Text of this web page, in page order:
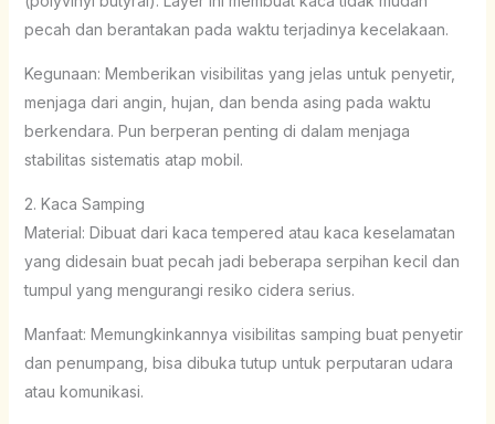
pecah dan berantakan pada waktu terjadinya kecelakaan.
Kegunaan: Memberikan visibilitas yang jelas untuk penyetir,
menjaga dari angin, hujan, dan benda asing pada waktu
berkendara. Pun berperan penting di dalam menjaga
stabilitas sistematis atap mobil.
2. Kaca Samping
Material: Dibuat dari kaca tempered atau kaca keselamatan
yang didesain buat pecah jadi beberapa serpihan kecil dan
tumpul yang mengurangi resiko cidera serius.
Manfaat: Memungkinkannya visibilitas samping buat penyetir
dan penumpang, bisa dibuka tutup untuk perputaran udara
atau komunikasi.